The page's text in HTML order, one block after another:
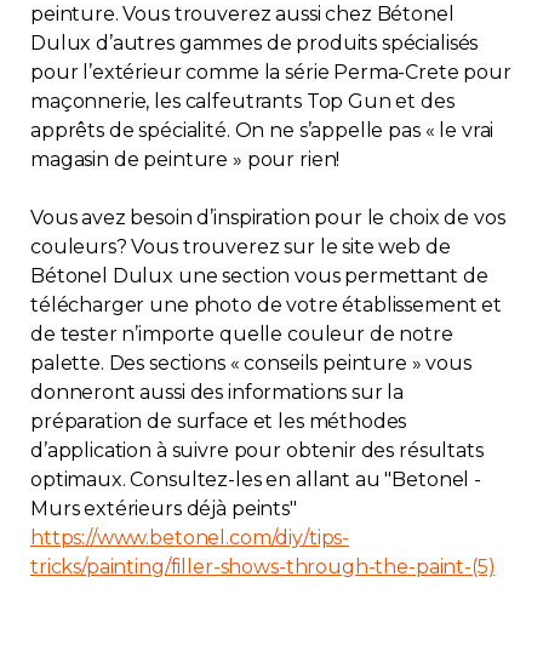
peinture. Vous trouverez aussi chez Bétonel
Dulux d’autres gammes de produits spécialisés
pour l’extérieur comme la série Perma-Crete pour
maçonnerie, les calfeutrants Top Gun et des
apprêts de spécialité. On ne s’appelle pas « le vrai
magasin de peinture » pour rien!
Vous avez besoin d’inspiration pour le choix de vos
couleurs? Vous trouverez sur le site web de
Bétonel Dulux une section vous permettant de
télécharger une photo de votre établissement et
de tester n’importe quelle couleur de notre
palette. Des sections « conseils peinture » vous
donneront aussi des informations sur la
préparation de surface et les méthodes
d’application à suivre pour obtenir des résultats
optimaux. Consultez-les en allant au "Betonel -
Murs extérieurs déjà peints"
https://www.betonel.com/diy/tips-
tricks/painting/filler-shows-through-the-paint-(5)